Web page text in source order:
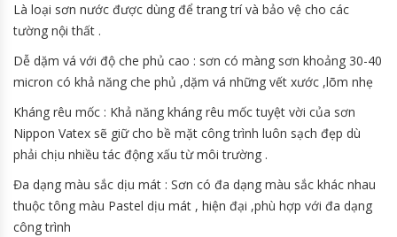
Là loại sơn nước được dùng để trang trí và bảo vệ cho các
tường nội thất .
Dễ dặm vá với độ che phủ cao : sơn có màng sơn khoảng 30-40
micron có khả năng che phủ ,dặm vá những vết xước ,lõm nhẹ
Kháng rêu mốc : Khả năng kháng rêu mốc tuyệt vời của sơn
Nippon Vatex sẽ giữ cho bề mặt công trình luôn sạch đẹp dù
phải chịu nhiều tác động xấu từ môi trường .
Đa dạng màu sắc dịu mát : Sơn có đa dạng màu sắc khác nhau
thuộc tông màu Pastel dịu mát , hiện đại ,phù hợp với đa dạng
công trình